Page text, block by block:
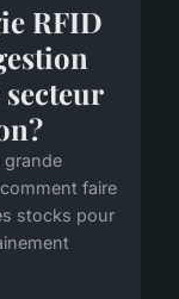
RFID
grande
faire
stocks pour